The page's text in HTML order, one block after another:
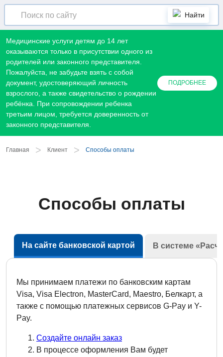
Найти
Медицинские услуги детям до 14 лет
оказываются только в присутствии одного из
родителей или законного представителя.
Пожалуйста, не забудьте взять с собой
документ, удостоверяющий личность
взрослого, а также свидетельство о рождении
ребёнка. При сопровождении ребенка
третьим лицом, требуется доверенность от
законного представителя.
ПОДРОБНЕЕ
Главная > Клиент > Способы оплаты
Способы оплаты
На сайте банковской картой В системе
Мы принимаем платежи по банковским картам
Visa, Visa Electron, MasterCard, Maestro, Белкарт, а
также с помощью платежных сервисов G-Pay и Y-
Pay.
Создайте онлайн заказ
В процессе оформления Вам будет